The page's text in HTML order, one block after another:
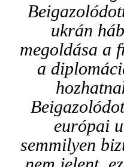
ukrán
megoldása a
a
európai
semmilyen